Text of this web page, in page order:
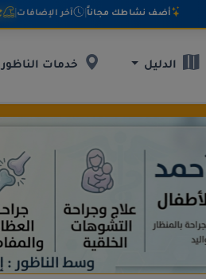
أضف نشاطك مجاناً | آخر الإضافات |
الدليل خدمات الناظور